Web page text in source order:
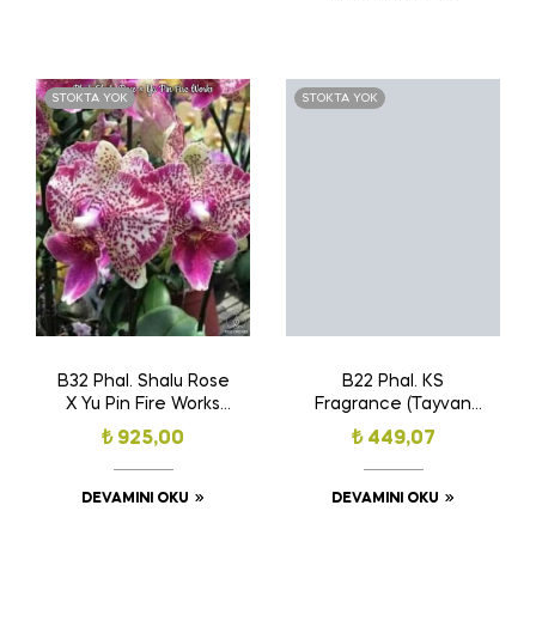
STOKTA YOK
B32 Phal. Shalu Rose
X Yu Pin Fire Works
(Tayvan Orkide
Fidesi)
₺925,00
DEVAMINI OKU
STOKTA YOK
B22 Phal. KS
Fragrance (Tayvan
Orkide Fidesi)(Kokulu)
₺449,07
DEVAMINI OKU